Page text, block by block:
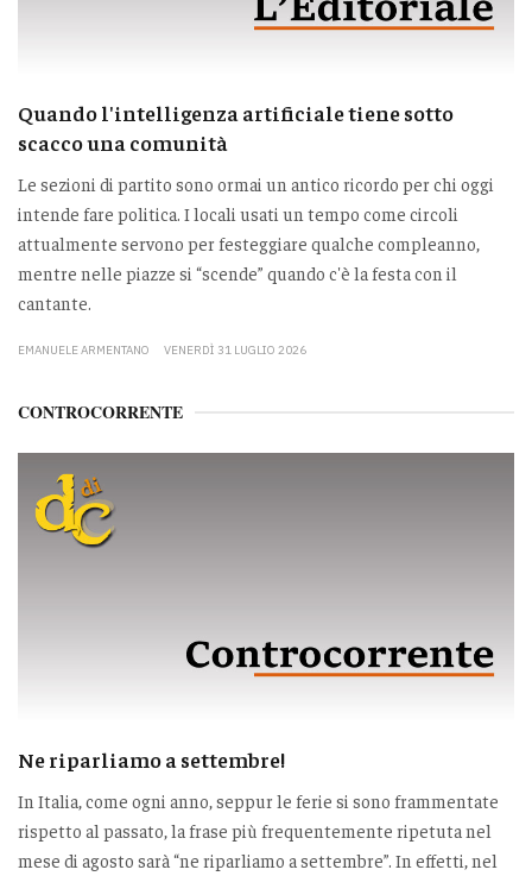
Quando l'intelligenza artificiale tiene sotto
scacco una comunità
Le sezioni di partito sono ormai un antico ricordo per chi oggi
intende fare politica. I locali usati un tempo come circoli
attualmente servono per festeggiare qualche compleanno,
mentre nelle piazze si “scende” quando c'è la festa con il
cantante.
EMANUELE ARMENTANO VENERDÌ 31 LUGLIO 2026
CONTROCORRENTE
Ne riparliamo a settembre!
In Italia, come ogni anno, seppur le ferie si sono frammentate
rispetto al passato, la frase più frequentemente ripetuta nel
mese di agosto sarà “ne riparliamo a settembre”. In effetti, nel